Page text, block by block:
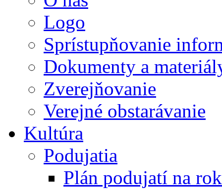
Logo
Sprístupňovanie
Dokumenty a
Zverejňovanie
Verejné obstarávanie
Kultúra
Podujatia
Plán podujatí na